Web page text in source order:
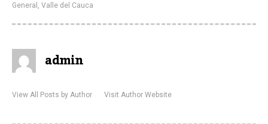
General , Valle del Cauca
admin
View All Posts by Author Visit Author Website